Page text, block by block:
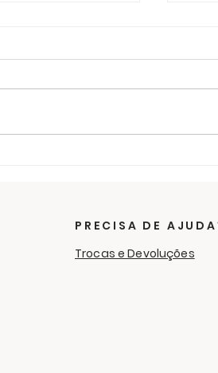
PRECISA DE
Trocas e Devoluções